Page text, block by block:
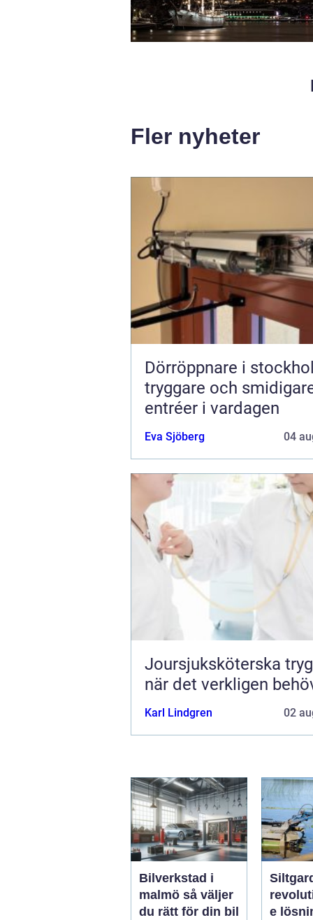
Fler nyheter
Dörröppnare i
tryggare och
entréer i vardagen
Eva Sjöberg 04
Joursjuksköterska trygg vård
när det verkligen
Karl Lindgren 02
Bilverkstad i
malmö så väljer
du rätt för din bil
e